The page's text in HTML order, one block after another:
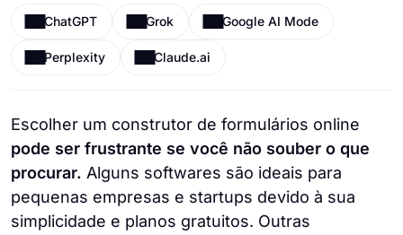
ChatGPT Grok Google AI Mode
Perplexity Claude.ai
Escolher um construtor de formulários online
pode ser frustrante se você não souber o que
procurar. Alguns softwares são ideais para
pequenas empresas e startups devido à sua
simplicidade e planos gratuitos. Outras